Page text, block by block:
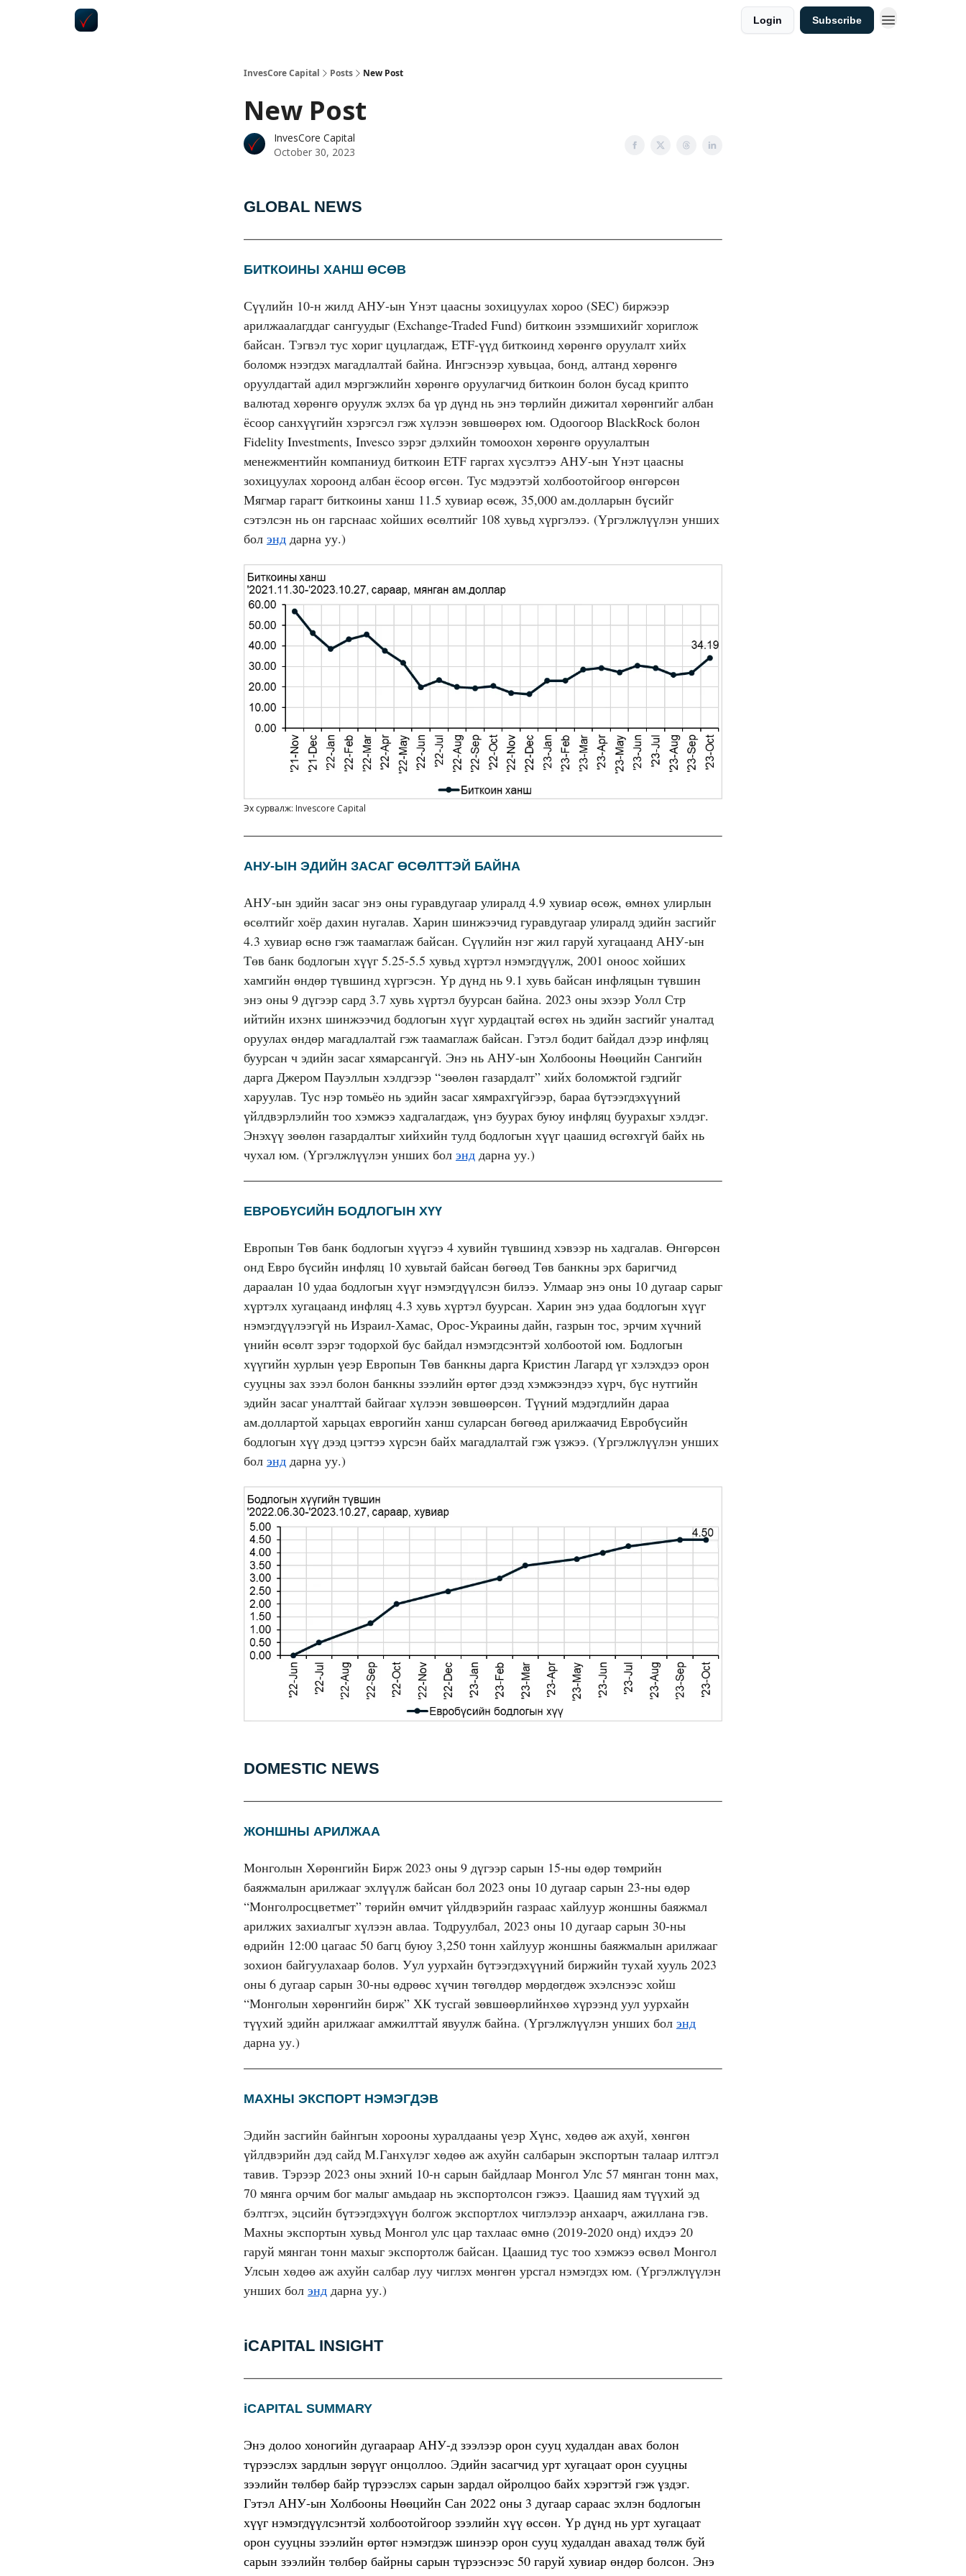
Login Subscribe
InvesCore Capital Posts New Post
New Post
InvesCore Capital
October 30, 2023
GLOBAL NEWS
БИТКОИНЫ ХАНШ ӨСӨВ
Сүүлийн 10-н жилд АНУ-ын Үнэт цаасны зохицуулах хороо (SEC) биржээр
арилжаалагддаг сангуудыг (Exchange-Traded Fund) биткоин эзэмшихийг хориглож
байсан. Тэгвэл тус хориг цуцлагдаж, ETF-үүд биткоинд хөрөнгө оруулалт хийх
боломж нээгдэх магадлалтай байна. Ингэснээр хувьцаа, бонд, алтанд хөрөнгө
оруулдагтай адил мэргэжлийн хөрөнгө оруулагчид биткоин болон бусад крипто
валютад хөрөнгө оруулж эхлэх ба үр дүнд нь энэ төрлийн дижитал хөрөнгийг албан
ёсоор санхүүгийн хэрэгсэл гэж хүлээн зөвшөөрөх юм. Одоогоор BlackRock болон
Fidelity Investments, Invesco зэрэг дэлхийн томоохон хөрөнгө оруулалтын
менежментийн компаниуд биткоин ETF гаргах хүсэлтээ АНУ-ын Үнэт цаасны
зохицуулах хороонд албан ёсоор өгсөн. Тус мэдээтэй холбоотойгоор өнгөрсөн
Мягмар гарагт биткоины ханш 11.5 хувиар өсөж, 35,000 ам.долларын бүсийг
сэтэлсэн нь он гарснаас хойших өсөлтийг 108 хувьд хүргэлээ. (Үргэлжлүүлэн унших
бол энд дарна уу.)
Эх сурвалж: Invescore Capital
АНУ-ЫН ЭДИЙН ЗАСАГ ӨСӨЛТТЭЙ БАЙНА
АНУ-ын эдийн засаг энэ оны гуравдугаар улиралд 4.9 хувиар өсөж, өмнөх улирлын
өсөлтийг хоёр дахин нугалав. Харин шинжээчид гуравдугаар улиралд эдийн засгийг
4.3 хувиар өснө гэж таамаглаж байсан. Сүүлийн нэг жил гаруй хугацаанд АНУ-ын
Төв банк бодлогын хүүг 5.25-5.5 хувьд хүртэл нэмэгдүүлж, 2001 оноос хойших
хамгийн өндөр түвшинд хүргэсэн. Үр дүнд нь 9.1 хувь байсан инфляцын түвшин
энэ оны 9 дүгээр сард 3.7 хувь хүртэл буурсан байна. 2023 оны эхээр Уолл Стр
ийтийн ихэнх шинжээчид бодлогын хүүг хурдацтай өсгөх нь эдийн засгийг уналтад
оруулах өндөр магадлалтай гэж таамаглаж байсан. Гэтэл бодит байдал дээр инфляц
буурсан ч эдийн засаг хямарсангүй. Энэ нь АНУ-ын Холбооны Нөөцийн Сангийн
дарга Джером Пауэллын хэлдгээр “зөөлөн газардалт” хийх боломжтой гэдгийг
харуулав. Тус нэр томьёо нь эдийн засаг хямрахгүйгээр, бараа бүтээгдэхүүний
үйлдвэрлэлийн тоо хэмжээ хадгалагдаж, үнэ буурах буюу инфляц буурахыг хэлдэг.
Энэхүү зөөлөн газардалтыг хийхийн тулд бодлогын хүүг цаашид өсгөхгүй байх нь
чухал юм. (Үргэлжлүүлэн унших бол энд дарна уу.)
ЕВРОБҮСИЙН БОДЛОГЫН ХҮҮ
Европын Төв банк бодлогын хүүгээ 4 хувийн түвшинд хэвээр нь хадгалав. Өнгөрсөн
онд Евро бүсийн инфляц 10 хувьтай байсан бөгөөд Төв банкны эрх баригчид
дараалан 10 удаа бодлогын хүүг нэмэгдүүлсэн билээ. Улмаар энэ оны 10 дугаар сарыг
хүртэлх хугацаанд инфляц 4.3 хувь хүртэл буурсан. Харин энэ удаа бодлогын хүүг
нэмэгдүүлээгүй нь Израил-Хамас, Орос-Украины дайн, газрын тос, эрчим хүчний
үнийн өсөлт зэрэг тодорхой бус байдал нэмэгдсэнтэй холбоотой юм. Бодлогын
хүүгийн хурлын үеэр Европын Төв банкны дарга Кристин Лагард үг хэлэхдээ орон
сууцны зах зээл болон банкны зээлийн өртөг дээд хэмжээндээ хүрч, бүс нутгийн
эдийн засаг уналттай байгааг хүлээн зөвшөөрсөн. Түүний мэдэгдлийн дараа
ам.доллартой харьцах еврогийн ханш суларсан бөгөөд арилжаачид Евробүсийн
бодлогын хүү дээд цэгтээ хүрсэн байх магадлалтай гэж үзжээ. (Үргэлжлүүлэн унших
бол энд дарна уу.)
DOMESTIC NEWS
ЖОНШНЫ АРИЛЖАА
Монголын Хөрөнгийн Бирж 2023 оны 9 дүгээр сарын 15-ны өдөр төмрийн
баяжмалын арилжааг эхлүүлж байсан бол 2023 оны 10 дугаар сарын 23-ны өдөр
“Монголросцветмет” төрийн өмчит үйлдвэрийн газраас хайлуур жоншны баяжмал
арилжих захиалгыг хүлээн авлаа. Тодруулбал, 2023 оны 10 дугаар сарын 30-ны
өдрийн 12:00 цагаас 50 багц буюу 3,250 тонн хайлуур жоншны баяжмалын арилжааг
зохион байгуулахаар болов. Уул уурхайн бүтээгдэхүүний биржийн тухай хууль 2023
оны 6 дугаар сарын 30-ны өдрөөс хүчин төгөлдөр мөрдөгдөж эхэлснээс хойш
“Монголын хөрөнгийн бирж” ХК тусгай зөвшөөрлийнхөө хүрээнд уул уурхайн
түүхий эдийн арилжааг амжилттай явуулж байна. (Үргэлжлүүлэн унших бол энд
дарна уу.)
МАХНЫ ЭКСПОРТ НЭМЭГДЭВ
Эдийн засгийн байнгын хорооны хуралдааны үеэр Хүнс, хөдөө аж ахуй, хөнгөн
үйлдвэрийн дэд сайд М.Ганхүлэг хөдөө аж ахуйн салбарын экспортын талаар илтгэл
тавив. Тэрээр 2023 оны эхний 10-н сарын байдлаар Монгол Улс 57 мянган тонн мах,
70 мянга орчим бог малыг амьдаар нь экспортолсон гэжээ. Цаашид яам түүхий эд
бэлтгэх, эцсийн бүтээгдэхүүн болгож экспортлох чиглэлээр анхаарч, ажиллана гэв.
Махны экспортын хувьд Монгол улс цар тахлаас өмнө (2019-2020 онд) ихдээ 20
гаруй мянган тонн махыг экспортолж байсан. Цаашид тус тоо хэмжээ өсвөл Монгол
Улсын хөдөө аж ахуйн салбар луу чиглэх мөнгөн урсгал нэмэгдэх юм. (Үргэлжлүүлэн
унших бол энд дарна уу.)
iCAPITAL INSIGHT
iCAPITAL SUMMARY
Энэ долоо хоногийн дугаараар АНУ-д зээлээр орон сууц худалдан авах болон
түрээслэх зардлын зөрүүг онцоллоо. Эдийн засагчид урт хугацаат орон сууцны
зээлийн төлбөр байр түрээслэх сарын зардал ойролцоо байх хэрэгтэй гэж үздэг.
Гэтэл АНУ-ын Холбооны Нөөцийн Сан 2022 оны 3 дугаар сараас эхлэн бодлогын
хүүг нэмэгдүүлсэнтэй холбоотойгоор зээлийн хүү өссөн. Үр дүнд нь урт хугацаат
орон сууцны зээлийн өртөг нэмэгдэж шинээр орон сууц худалдан авахад төлж буй
сарын зээлийн төлбөр байрны сарын түрээснээс 50 гаруй хувиар өндөр болсон. Энэ